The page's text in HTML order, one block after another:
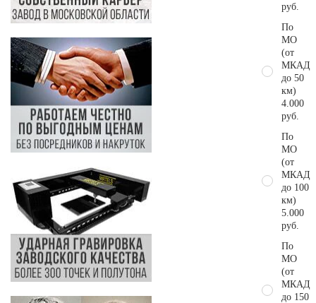
руб.
По
МО
(от
МКАД
до 50
км)
4.000
руб.
По
МО
(от
МКАД
до 100
км)
5.000
руб.
По
МО
(от
МКАД
до 150